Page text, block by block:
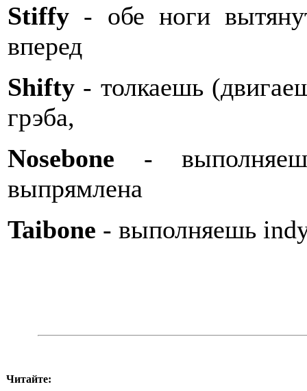
Stiffy - обе ноги
вперед
Shifty - толкаешь
грэба,
Nosebone -
выпрямлена
Taibone - выполняешь
Читайте: